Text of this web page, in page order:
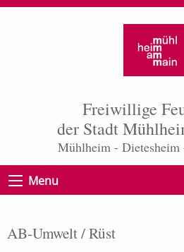
Freiwillige
der Stadt
Mühlheim -
Menu
AB-Umwelt / Rüst